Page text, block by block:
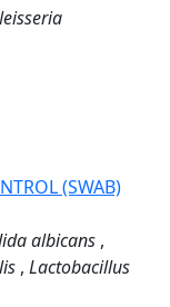
(SWAB)
albicans ,
, Lactobacillus